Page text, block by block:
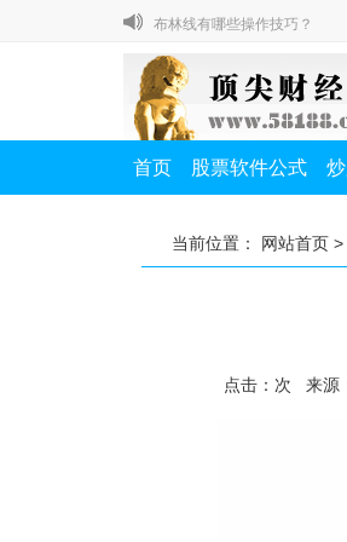
布林线有哪些操作技巧？
除权除息对我们炒股有什么影
如何提高A股打新中签率？
布林线有哪些操作技巧？
首页 股票软件公式
当前位置： 网站首页 >
点击： 次 来源